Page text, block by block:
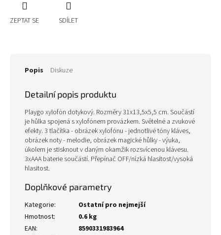
ZEPTAT SE SDÍLET
Popis Diskuze
Detailní popis produktu
Playgo xylofón dotykový. Rozměry 31x13,5x5,5 cm. Součástí
je hůlka spojená s xylofónem provázkem. Světelné a zvukové
efekty. 3 tlačítka - obrázek xylofónu - jednotlivé tóny kláves,
obrázek noty - melodie, obrázek magické hůlky - výuka,
úkolem je stisknout v daným okamžik rozsvícenou klávesu.
3xAAA baterie součástí. Přepínač OFF/nízká hlasitost/vysoká
hlasitost.
Doplňkové parametry
Kategorie:
Ostatní pro nejmejší
Hmotnost:
0.6 kg
EAN:
8590331983964